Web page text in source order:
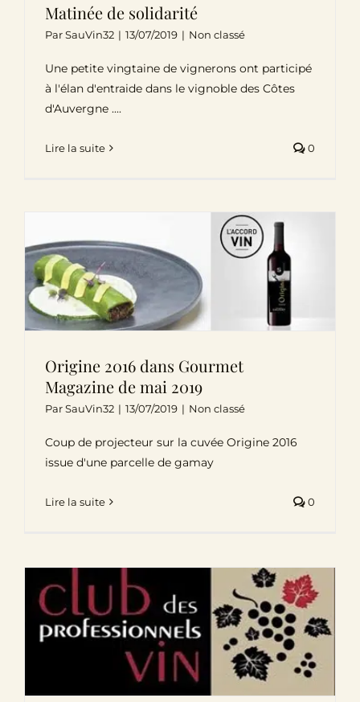
Matinée de solidarité
ParSauVin32 | 13/07/2019 | Non classé
Une petite vingtaine de vignerons ont participé
à l'élan d'entraide dans le vignoble des Côtes
d'Auvergne ....
Lire la suite 0
Origine 2016 dans Gourmet
Magazine de mai 2019
ParSauVin32 | 13/07/2019 | Non classé
Coup de projecteur sur la cuvée Origine 2016
issue d'une parcelle de gamay
Lire la suite 0